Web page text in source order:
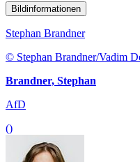
Bildinformationen
Stephan Brandner
© Stephan Brandner/Vadim
Brandner, Stephan
AfD
()